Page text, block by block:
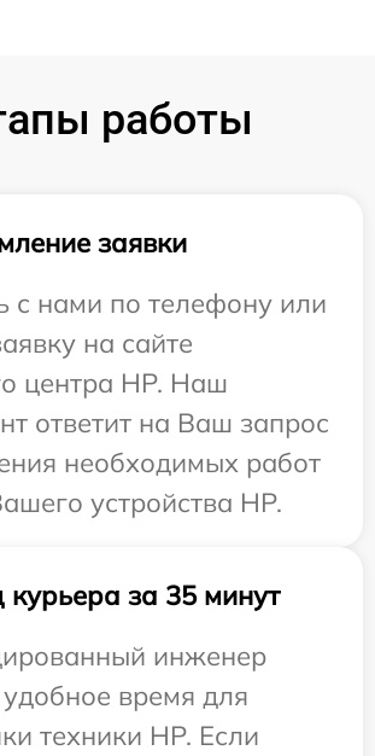
работы
заявки
с нами по телефону или
на сайте
центра HP. Наш
ответит на Ваш запрос
необходимых работ
устройства HP.
курьера за 35 минут
инженер
время для
техники HP. Если